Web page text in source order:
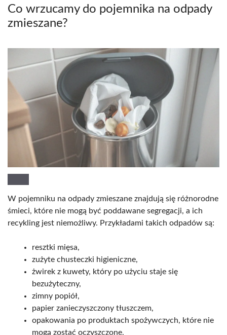
Co wrzucamy do pojemnika na odpady
zmieszane?
W pojemniku na odpady zmieszane znajdują się różnorodne
śmieci, które nie mogą być poddawane segregacji, a ich
recykling jest niemożliwy. Przykładami takich odpadów są:
resztki mięsa,
zużyte chusteczki higieniczne,
żwirek z kuwety, który po użyciu staje się
bezużyteczny,
zimny popiół,
papier zanieczyszczony tłuszczem,
opakowania po produktach spożywczych, które nie
mogą zostać oczyszczone.